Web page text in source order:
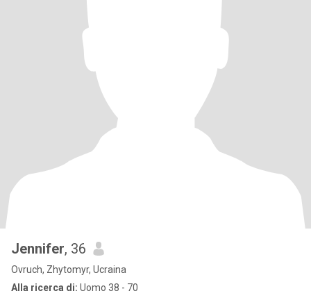
Jennifer, 36
Ovruch, Zhytomyr, Ucraina
Alla ricerca di: Uomo 38 - 70